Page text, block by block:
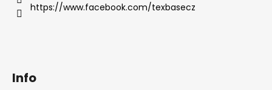
https://www.facebook.com/texbasecz
Info